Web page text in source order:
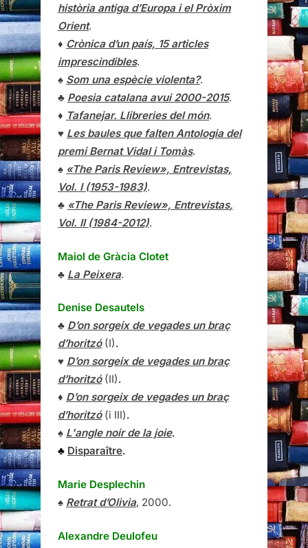
història antiga d’Europa i el Pròxim
Orient.
♦ Crònica d’un país, 15 articles
imprescindibles.
♠ Som una espècie violenta?.
♣ Poesia catalana avui 2000-2015.
♦ Tafanejar. Llibreries del món.
♥ Les baules que falten Antologia del
premi Bernat Vidal i Tomàs.
♠ «The Paris Review», Entrevistas,
Vol. I (1953-1983).
♣ «The Paris Review», Entrevistas,
Vol. II (1984-2012).
Maiol de Gràcia Clotet
♣ La Peixera.
Denise Desautels
♣ D’on sorgeix de vegades un braç
d’horitzó(I).
♥ D’on sorgeix de vegades un braç
d’horitzó(II).
♦ D’on sorgeix de vegades un braç
d’horitzó(i III).
♠ L'angle noir de la joie.
♣ Disparaître.
Marie Desplechin
♠ Retrat d’Olivia, 2000.
Alexandre Deulofeu